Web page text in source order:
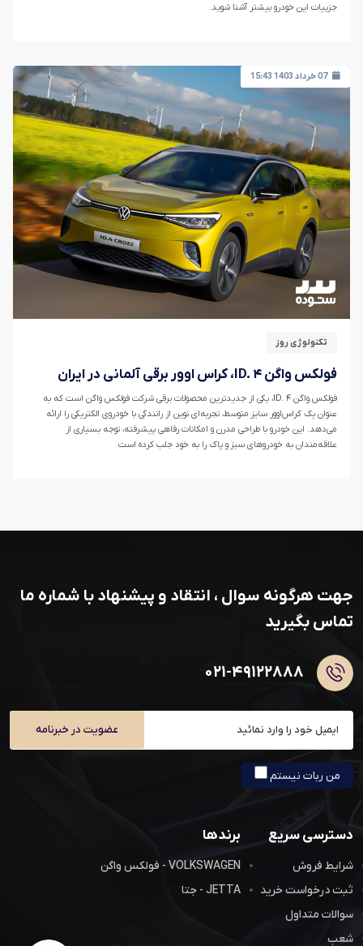
جزییات این خودرو بیشتر آشنا شوید.
07 خرداد 1403 15:43
تکنولوژی روز
فولکس واگن ID. ۴، کراس اوور برقی آلمانی در ایران
فولکس واگن ID. ۴، یکی از جدیدترین محصولات برقی شرکت فولکس واگن است که به
عنوان یک کراس‌اوور سایز متوسط، تجربه‌ای نوین از رانندگی با خودروی الکتریکی را ارائه
می‌دهد. این خودرو با طراحی مدرن و امکانات رفاهی پیشرفته، توجه بسیاری از
علاقه‌مندان به خودرو‌های سبز و پاک را به خود جلب کرده است
جهت هرگونه سوال ، انتقاد و پیشنهاد با شماره ما
تماس بگیرید
۰۲۱-۴۹۱۲۲۸۸۸
عضویت در خبرنامه
من ربات نیستم
دسترسی سریع
شرایط فروش
ثبت درخواست خرید
سوالات متداول
شعب
برندها
VOLKSWAGEN - فولکس واگن
JETTA - جتا